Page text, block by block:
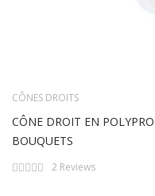
CÔNES DROITS
CÔNE DROIT EN
BOUQUETS
Rating:
2 Reviews